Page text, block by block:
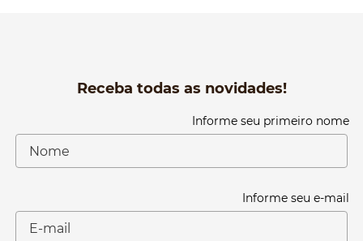
Receba todas as novidades!
Informe seu primeiro nome
Informe seu e-mail